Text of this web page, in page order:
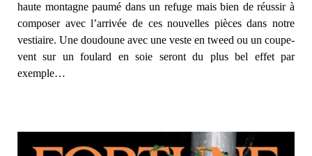
haute montagne paumé dans un refuge mais bien de réussir à
composer avec l’arrivée de ces nouvelles pièces dans notre
vestiaire. Une doudoune avec une veste en tweed ou un coupe-
vent sur un foulard en soie seront du plus bel effet par
exemple…